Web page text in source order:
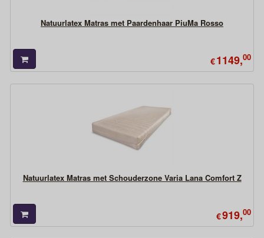
Natuurlatex Matras met Paardenhaar PiuMa Rosso
€1149,00
Natuurlatex Matras met Schouderzone Varia Lana Comfort Z
€919,00